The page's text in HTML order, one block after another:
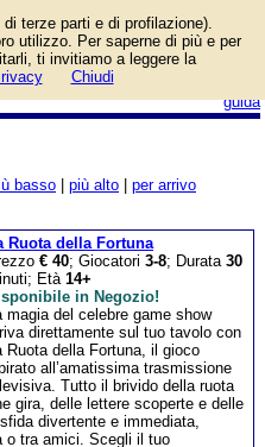
guida
Lista giochi da tavolo
categoria Giochi di
Parole.
basso più alto
per arrivo
Ruota della Fortuna
€ 40; Giocatori 3-8; Durata 30
Età 14+
in Negozio!
magia del celebre game show
direttamente sul tuo tavolo con
Ruota della Fortuna, il gioco
all’amatissima trasmissione
Tutto il brivido della ruota
gira, delle lettere scoperte e delle
divertente e immediata,
o tra amici. Scegli il tuo
terze parti e di profilazione).
utilizzo. Per saperne di più e per
ti invitiamo a leggere la
Chiudi